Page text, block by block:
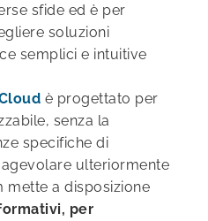
sfide ed è per
soluzioni
semplici e intuitive
è progettato per
senza la
specifiche di
ulteriormente
mette a disposizione
per